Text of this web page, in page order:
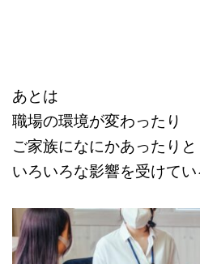
あとは
職場の環境が変わったり
ご家族になにかあったりと
いろいろな影響を受けて